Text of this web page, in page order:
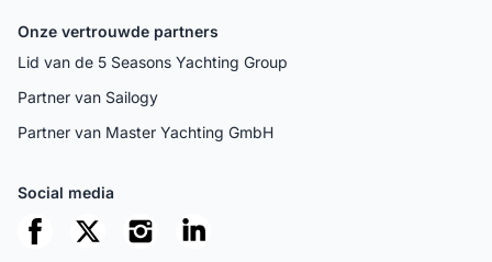
Onze vertrouwde partners
Lid van de 5 Seasons Yachting Group
Partner van Sailogy
Partner van Master Yachting GmbH
Social media